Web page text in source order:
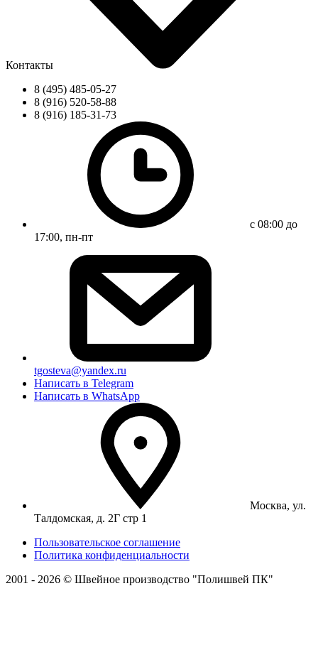
Контакты
8 (495) 485-05-27
8 (916) 520-58-88
8 (916) 185-31-73
с 08:00 до
17:00, пн-пт
tgosteva@yandex.ru
Написать в Telegram
Написать в WhatsApp
Москва, ул.
Талдомская, д. 2Г стр 1
Пользовательское соглашение
Политика конфиденциальности
2001 - 2026 © Швейное производство "Полишвей ПК"